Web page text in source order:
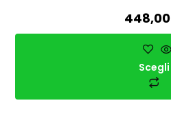
448,00
Scegli